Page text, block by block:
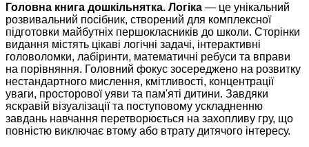
Головна книга дошкільнятка. Логіка — це унікальний
розвивальний посібник, створений для комплексної
підготовки майбутніх першокласників до школи. Сторінки
видання містять цікаві логічні задачі, інтерактивні
головоломки, лабіринти, математичні ребуси та вправи
на порівняння. Головний фокус зосереджено на розвитку
нестандартного мислення, кмітливості, концентрації
уваги, просторової уяви та пам'яті дитини. Завдяки
яскравій візуалізації та поступовому ускладненню
завдань навчання перетворюється на захопливу гру, що
повністю виключає втому або втрату дитячого інтересу.